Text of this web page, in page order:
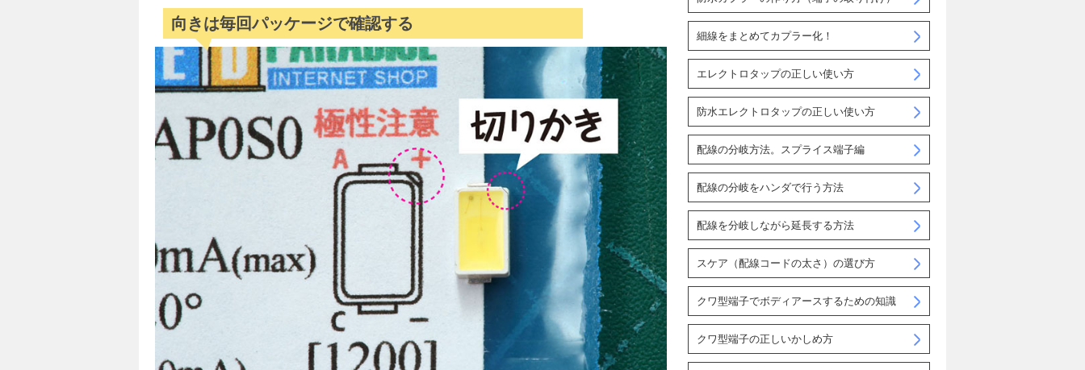
向きは毎回パッケージで確認する
細線をまとめてカプラー化！
エレクトロタップの正しい使い方
防水エレクトロタップの正しい使い方
配線の分岐方法。スプライス端子編
配線の分岐をハンダで行う方法
配線を分岐しながら延長する方法
スケア（配線コードの太さ）の選び方
クワ型端子でボディアースするための知識
クワ型端子の正しいかしめ方